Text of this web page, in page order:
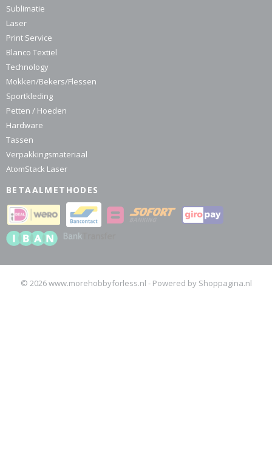
Sublimatie
Laser
Print Service
Blanco Textiel
Technology
Mokken/Bekers/Flessen
Sportkleding
Petten / Hoeden
Hardware
Tassen
Verpakkingsmateriaal
AtomStack Laser
BETAALMETHODES
© 2026 www.morehobbyforless.nl - Powered by Shoppagina.nl